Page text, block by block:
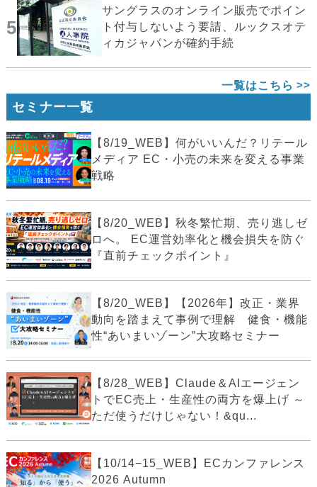
5
サングラスのオンライン販売でポイン
ト付与しないよう要請、ルックスオテ
ィカジャパンが確約手続
一覧はこちら
セミナー一覧
【8/19_WEB】何がいいんだ？リテール
メディア EC・小売の未来を変える事業
戦略
【8/20_WEB】秋冬繁忙期、売り逃しゼ
ロへ。 EC運営効率化と機会損失を防ぐ
『直前チェックポイント』
【8/20_WEB】【2026年】改正・業界
動向を踏まえて事例で理解 健食・機能
性“あいまいゾーン”大攻略セミナー
【8/28_WEB】Claude＆AIエージェン
トでEC売上・生産性の両方を爆上げ ～
ただ使うだけじゃない！&qu...
【10/14−15_WEB】ECカンファレンス
2026 Autumn